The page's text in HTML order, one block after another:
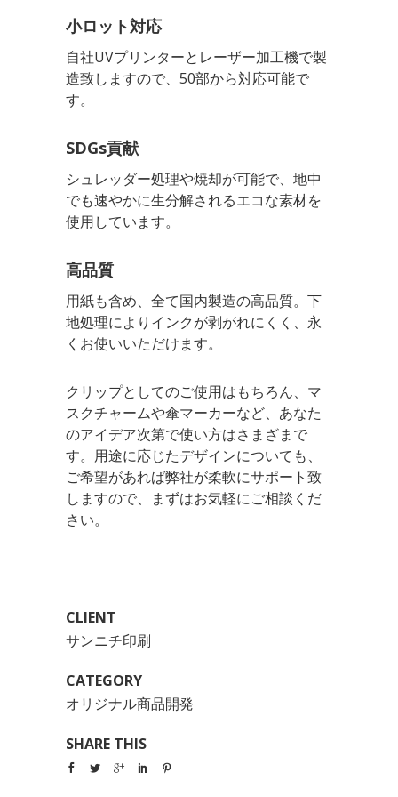
小ロット対応
自社UVプリンターとレーザー加工機で製
造致しますので、50部から対応可能で
す。
SDGs貢献
シュレッダー処理や焼却が可能で、地中
でも速やかに生分解されるエコな素材を
使用しています。
高品質
用紙も含め、全て国内製造の高品質。下
地処理によりインクが剥がれにくく、永
くお使いいただけます。
クリップとしてのご使用はもちろん、マ
スクチャームや傘マーカーなど、あなた
のアイデア次第で使い方はさまざまで
す。用途に応じたデザインについても、
ご希望があれば弊社が柔軟にサポート致
しますので、まずはお気軽にご相談くだ
さい。
CLIENT
サンニチ印刷
CATEGORY
オリジナル商品開発
SHARE THIS